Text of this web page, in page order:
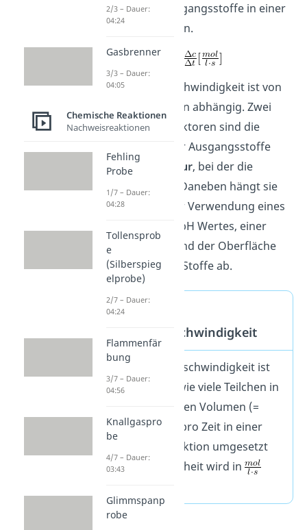
reagierenden Ausgangsstoffe in einer
bestimmten
an.
Die Reaktionsgeschwindigkeit ist von
mehreren Faktoren abhängig. Zwei
wichtige dieser Faktoren sind die
der Ausgangsstoffe
und dieTemperatur, bei der die
Reaktion abläuft. Daneben hängt sie
außerdem von der Verwendung eines
Katalysators, des pH Wertes, einer
Druckänderung und der Oberfläche
der reagierenden Stoffe ab.
Definition der
Reaktionsgeschwindigkeit
Die Reaktionsgeschwindigkeit ist
ein Maß dafür, wie viele Teilchen in
einem bestimmten Volumen (=
Konzentration) pro Zeit in einer
chemischen Reaktion umgesetzt
werden. Ihre Einheit wird in
2/3 – Dauer:
04:24
Gasbrenner
3/3 – Dauer:
04:05
Chemische Reaktionen
Nachweisreaktionen
Fehling
Probe
1/7 – Dauer:
04:28
Tollensprob
e
(Silberspieg
elprobe)
2/7 – Dauer:
04:24
Flammenfär
bung
3/7 – Dauer:
04:56
Knallgaspro
be
4/7 – Dauer:
03:43
Glimmspanp
robe